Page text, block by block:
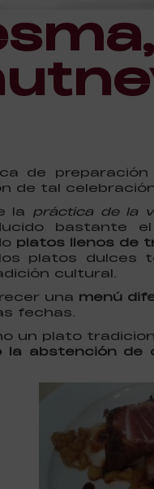
de preparación
de tal
la práctica de la
bastante
platos llenos de
platos dulces
cultural.
una menú
fechas.
un plato
la abstención de